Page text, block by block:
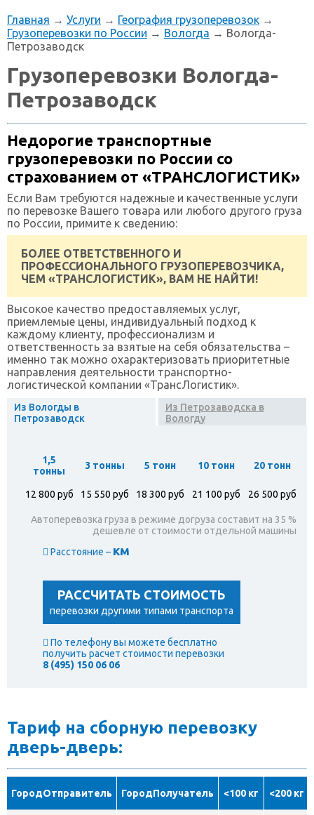
Главная → Услуги → География грузоперевозок →
Грузоперевозки по России → Вологда → Вологда-
Петрозаводск
Грузоперевозки Вологда-
Петрозаводск
Недорогие транспортные
грузоперевозки по России со
страхованием от «ТРАНСЛОГИСТИК»
Если Вам требуются надежные и качественные услуги
по перевозке Вашего товара или любого другого груза
по России, примите к сведению:
БОЛЕЕ ОТВЕТСТВЕННОГО И
ПРОФЕССИОНАЛЬНОГО ГРУЗОПЕРЕВОЗЧИКА,
ЧЕМ «ТРАНСЛОГИСТИК», ВАМ НЕ НАЙТИ!
Высокое качество предоставляемых услуг,
приемлемые цены, индивидуальный подход к
каждому клиенту, профессионализм и
ответственность за взятые на себя обязательства –
именно так можно охарактеризовать приоритетные
направления деятельности транспортно-
логистической компании «ТрансЛогистик».
Из Вологды в
Петрозаводск
Из Петрозаводска в
Вологду
1,5
тонны
3 тонны 5 тонн 10 тонн 20 тонн
12 800 руб 15 550 руб 18 300 руб 21 100 руб 26 500 руб
Автоперевозка груза в режиме догруза составит на 35 %
дешевле от стоимости отдельной машины
Расстояние – км
РАССЧИТАТЬ СТОИМОСТЬ
перевозки другими типами транспорта
По телефону вы можете бесплатно
получить расчет стоимости перевозки
8 (495) 150 06 06
Тариф на сборную перевозку
дверь-дверь:
ГородОтправитель ГородПолучатель <100 кг <200 кг